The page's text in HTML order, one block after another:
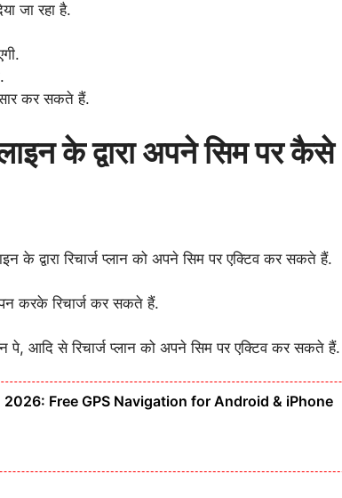
जा रहा है.
कर सकते हैं.
के द्वारा अपने सिम पर कैसे
रिचार्ज प्लान को अपने सिम पर एक्टिव कर सकते हैं.
करके रिचार्ज कर सकते हैं.
आदि से रिचार्ज प्लान को अपने सिम पर एक्टिव कर सकते हैं.
Free GPS Navigation for Android & iPhone